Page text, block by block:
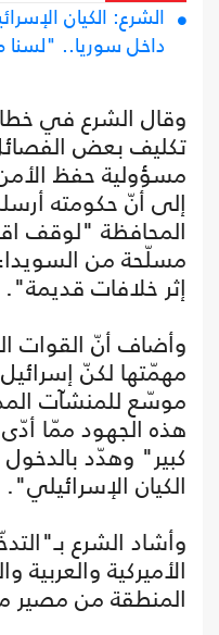
الشرع: الكيان
داخل سوريا..
وقال الشرع في
تكليف بعض
مسؤولية حفظ
إلى أنّ حكومته
المحافظة "لوقف
مسلّحة من
إثر خلافات قديمة".
وأضاف أنّ القوات
مهمّتها لكنّ
موسّع للمنشآت
هذه الجهود ممّا
كبير" وهدّد
الكيان الإسرائيلي".
وأشاد الشرع
الأميركية والعربية
المنطقة من مصير